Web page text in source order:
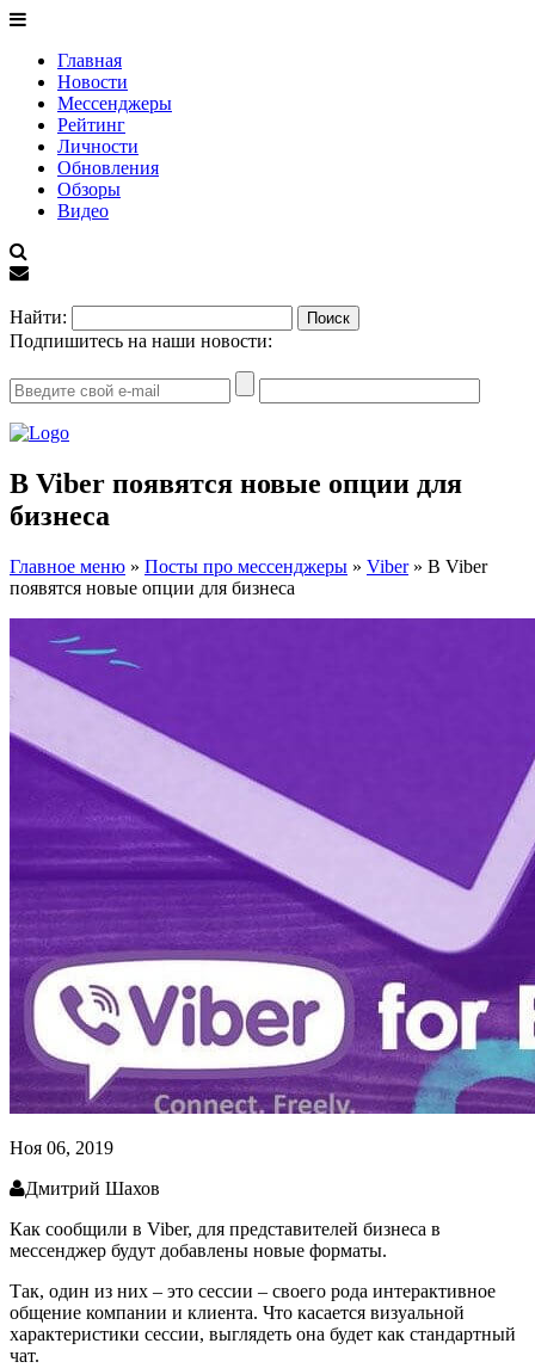
Главная
Новости
Мессенджеры
Рейтинг
Личности
Обновления
Обзоры
Видео
Найти:
Подпишитесь на наши новости:
В Viber появятся новые опции для
бизнеса
Главное меню » Посты про мессенджеры » Viber» В Viber
появятся новые опции для бизнеса
Ноя 06, 2019
Дмитрий Шахов
Как сообщили в Viber, для представителей бизнеса в
мессенджер будут добавлены новые форматы.
Так, один из них – это сессии – своего рода интерактивное
общение компании и клиента. Что касается визуальной
характеристики сессии, выглядеть она будет как стандартный
чат.